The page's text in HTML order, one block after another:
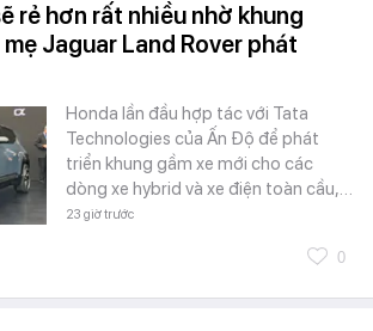
rẻ hơn rất nhiều nhờ khung
Jaguar Land Rover phát
Honda lần đầu hợp tác với Tata
Technologies của Ấn Độ để phát
triển khung gầm xe mới cho các
dòng xe hybrid và xe điện toàn cầu,…
23 giờ trước
0